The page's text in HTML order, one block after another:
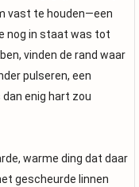
vast te houden—een
nog in staat was tot
vinden de rand waar
pulseren, een
enig hart zou
warme ding dat daar
gescheurde linnen